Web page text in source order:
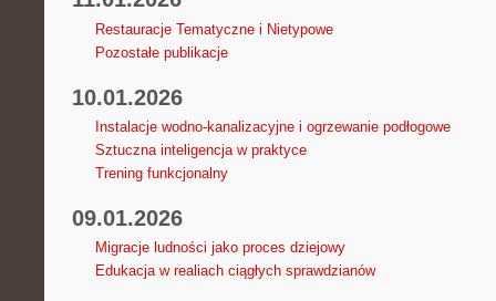
Restauracje Tematyczne i Nietypowe
Pozostałe publikacje
10.01.2026
Instalacje wodno-kanalizacyjne i ogrzewanie podłogowe
Sztuczna inteligencja w praktyce
Trening funkcjonalny
09.01.2026
Migracje ludności jako proces dziejowy
Edukacja w realiach ciągłych sprawdzianów